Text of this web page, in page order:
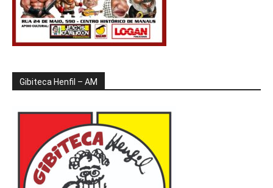
Gibiteca Henfil – AM